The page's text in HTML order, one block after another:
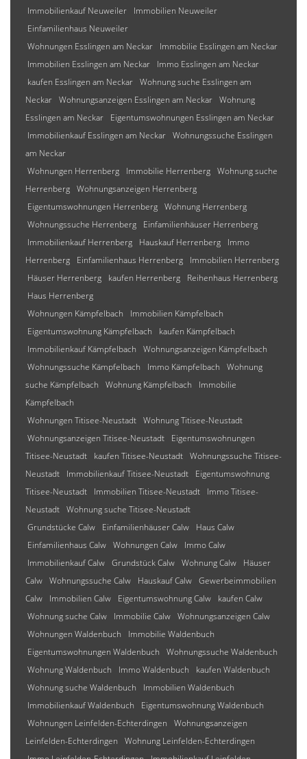
Immobilienkauf Neuweiler
Immobilien Neuweiler
Einfamilienhaus Neuweiler
Wohnungen Esslingen am Neckar
Immobilie Esslingen am Neckar
Immobilien Esslingen am Neckar
Immo Esslingen am Neckar
kaufen Esslingen am Neckar Wohnung suche Esslingen am
Neckar Wohnungsanzeigen Esslingen am Neckar Wohnung
Esslingen am Neckar
Eigentumswohnungen Esslingen am Neckar
Immobilienkauf Esslingen am Neckar Wohnungssuche Esslingen
am Neckar
Wohnungen Herrenberg
Immobilie Herrenberg Wohnung suche
Herrenberg Wohnungsanzeigen Herrenberg
Eigentumswohnungen Herrenberg Wohnung Herrenberg
Wohnungssuche Herrenberg
Einfamilienhäuser Herrenberg
Immobilienkauf Herrenberg
Hauskauf Herrenberg
Immo
Herrenberg
Einfamilienhaus Herrenberg
Immobilien Herrenberg
Häuser Herrenberg
kaufen Herrenberg
Reihenhaus Herrenberg
Haus Herrenberg
Wohnungen Kämpfelbach
Immobilien Kämpfelbach
Eigentumswohnung Kämpfelbach
kaufen Kämpfelbach
Immobilienkauf Kämpfelbach
Wohnungsanzeigen Kämpfelbach
Wohnungssuche Kämpfelbach
Immo Kämpfelbach
Wohnung
suche Kämpfelbach
Wohnung Kämpfelbach
Immobilie
Kämpfelbach
Wohnungen Titisee-Neustadt Wohnung Titisee-Neustadt
Wohnungsanzeigen Titisee-Neustadt
Eigentumswohnungen
Titisee-Neustadt
kaufen Titisee-Neustadt Wohnungssuche Titisee-
Neustadt
Immobilienkauf Titisee-Neustadt
Eigentumswohnung
Titisee-Neustadt
Immobilien Titisee-Neustadt
Immo Titisee-
Neustadt Wohnung suche Titisee-Neustadt
Grundstücke Calw
Einfamilienhäuser Calw
Haus Calw
Einfamilienhaus Calw Wohnungen Calw
Immo Calw
Immobilienkauf Calw Grundstück Calw Wohnung Calw
Häuser
Calw Wohnungssuche Calw Hauskauf Calw Gewerbeimmobilien
Calw
Immobilien Calw Eigentumswohnung Calw
kaufen Calw
Wohnung suche Calw
Immobilie Calw Wohnungsanzeigen Calw
Wohnungen Waldenbuch
Immobilie Waldenbuch
Eigentumswohnungen Waldenbuch
Wohnungssuche Waldenbuch
Wohnung Waldenbuch
Immo Waldenbuch
kaufen Waldenbuch
Wohnung suche Waldenbuch
Immobilien Waldenbuch
Immobilienkauf Waldenbuch
Eigentumswohnung Waldenbuch
Wohnungen Leinfelden-Echterdingen
Wohnungsanzeigen
Leinfelden-Echterdingen
Wohnung Leinfelden-Echterdingen